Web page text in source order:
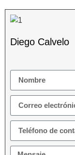
Diego Calvelo